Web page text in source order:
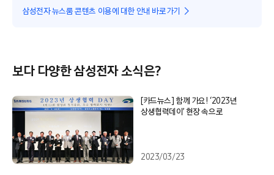
삼성전자 뉴스룸 콘텐츠 이용에 대한 안내 바로가기
보다 다양한 삼성전자 소식은?
[카드뉴스] 함께 가요! ‘2023년
상생협력데이’ 현장 속으로
2023/03/23